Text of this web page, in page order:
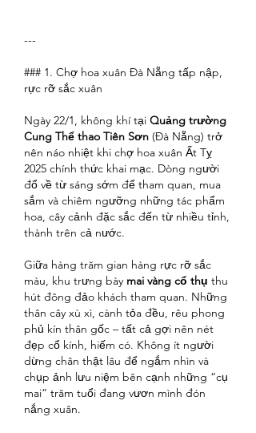
---
### 1. Chợ hoa xuân Đà Nẵng tấp nập,
rực rỡ sắc xuân
Ngày 22/1, không khí tại Quảng trường
Cung Thể thao Tiên Sơn (Đà Nẵng) trở
nên náo nhiệt khi chợ hoa xuân Ất Tỵ
2025 chính thức khai mạc. Dòng người
đổ về từ sáng sớm để tham quan, mua
sắm và chiêm ngưỡng những tác phẩm
hoa, cây cảnh đặc sắc đến từ nhiều tỉnh,
thành trên cả nước.
Giữa hàng trăm gian hàng rực rỡ sắc
màu, khu trưng bày mai vàng cổ thụ thu
hút đông đảo khách tham quan. Những
thân cây xù xì, cành tỏa đều, rêu phong
phủ kín thân gốc – tất cả gợi nên nét
đẹp cổ kính, hiếm có. Không ít người
dừng chân thật lâu để ngắm nhìn và
chụp ảnh lưu niệm bên cạnh những “cụ
mai” trăm tuổi đang vươn mình đón
nắng xuân.